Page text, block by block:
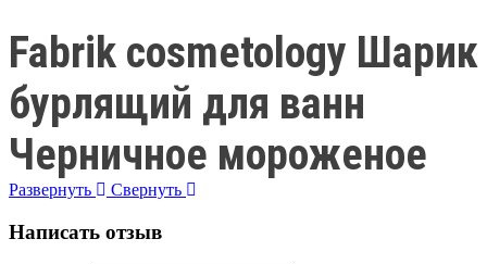
Fabrik cosmetology Шарик
бурлящий для ванн
Черничное мороженое
Развернуть Свернуть
Написать отзыв